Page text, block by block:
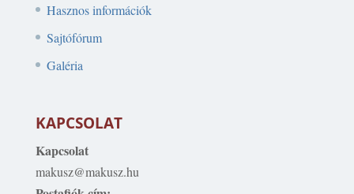
Hasznos információk
Sajtófórum
Galéria
KAPCSOLAT
Kapcsolat
makusz@makusz.hu